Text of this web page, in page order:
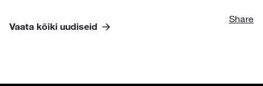
Share
Vaata kõiki uudiseid